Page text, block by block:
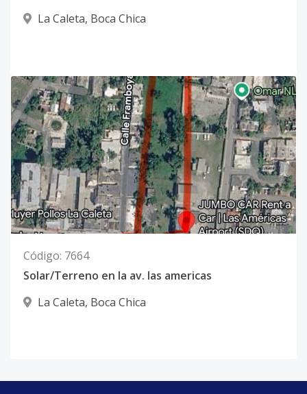
La Caleta, Boca Chica
Código: 7664
Solar/Terreno en la av. las americas
La Caleta, Boca Chica